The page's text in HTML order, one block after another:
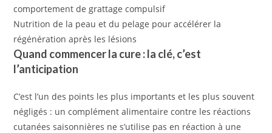
comportement de grattage compulsif
Nutrition de la peau et du pelage pour accélérer la
régénération après les lésions
Quand commencer la cure : la clé, c’est
l’anticipation
C’est l’un des points les plus importants et les plus souvent
négligés : un complément alimentaire contre les réactions
cutanées saisonnières ne s’utilise pas en réaction à une